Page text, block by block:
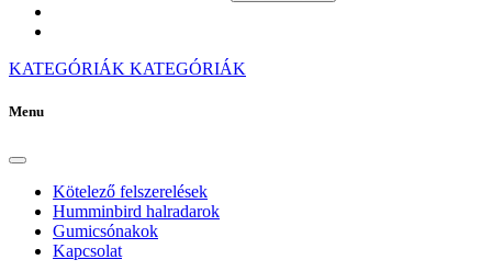
KATEGÓRIÁK KATEGÓRIÁK
Menu
Kötelező felszerelések
Humminbird halradarok
Gumicsónakok
Kapcsolat